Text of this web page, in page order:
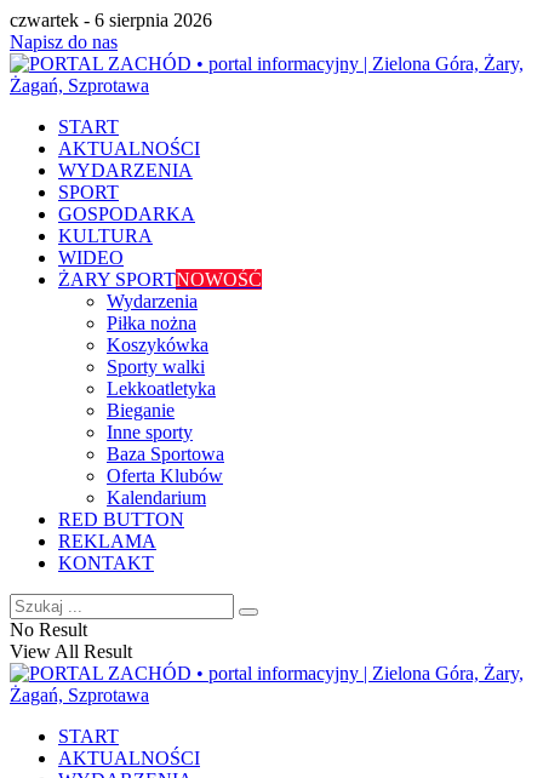
czwartek - 6 sierpnia 2026
Napisz do nas
START
AKTUALNOŚCI
WYDARZENIA
SPORT
GOSPODARKA
KULTURA
WIDEO
ŻARY SPORTNOWOŚĆ
Wydarzenia
Piłka nożna
Koszykówka
Sporty walki
Lekkoatletyka
Bieganie
Inne sporty
Baza Sportowa
Oferta Klubów
Kalendarium
RED BUTTON
REKLAMA
KONTAKT
No Result
View All Result
START
AKTUALNOŚCI